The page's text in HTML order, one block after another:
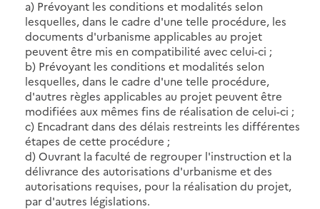
a) Prévoyant les conditions et modalités selon
lesquelles, dans le cadre d'une telle procédure, les
documents d'urbanisme applicables au projet
peuvent être mis en compatibilité avec celui-ci ;
b) Prévoyant les conditions et modalités selon
lesquelles, dans le cadre d'une telle procédure,
d'autres règles applicables au projet peuvent être
modifiées aux mêmes fins de réalisation de celui-ci ;
c) Encadrant dans des délais restreints les différentes
étapes de cette procédure ;
d) Ouvrant la faculté de regrouper l'instruction et la
délivrance des autorisations d'urbanisme et des
autorisations requises, pour la réalisation du projet,
par d'autres législations.